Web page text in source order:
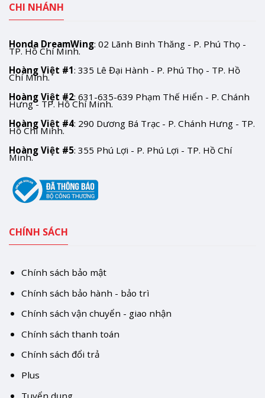
CHI NHÁNH
Honda DreamWing: 02 Lãnh Binh Thăng - P. Phú Thọ -
TP. Hồ Chí Minh.
Hoàng Việt #1: 335 Lê Đại Hành - P. Phú Thọ - TP. Hồ
Chí Minh.
Hoàng Việt #2: 631-635-639 Phạm Thế Hiển - P. Chánh
Hưng - TP. Hồ Chí Minh.
Hoàng Việt #4: 290 Dương Bá Trạc - P. Chánh Hưng - TP.
Hồ Chí Minh.
Hoàng Việt #5: 355 Phú Lợi - P. Phú Lợi - TP. Hồ Chí
Minh.
CHÍNH SÁCH
Chính sách bảo mật
Chính sách bảo hành - bảo trì
Chính sách vận chuyển - giao nhận
Chính sách thanh toán
Chính sách đổi trả
Plus
Tuyển dụng